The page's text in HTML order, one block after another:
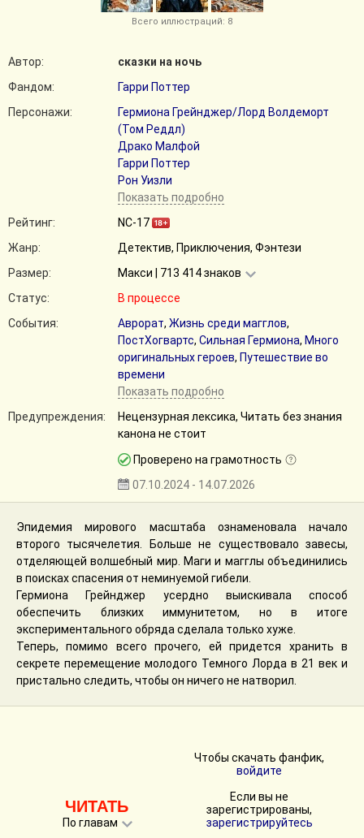
Всего иллюстраций: 8
Автор:
сказки на ночь
Фандом:
Гарри Поттер
Персонажи:
Гермиона Грейнджер/Лорд Волдеморт
(Том Реддл)
Драко Малфой
Гарри Поттер
Рон Уизли
Показать подробно
Рейтинг:
NC-17
Жанр:
Детектив, Приключения, Фэнтези
Размер:
Макси | 713 414 знаков
Статус:
В процессе
События:
Аврорат, Жизнь среди магглов,
ПостХогвартс, Сильная Гермиона, Много
оригинальных героев, Путешествие во
времени
Показать подробно
Предупреждения:
Нецензурная лексика, Читать без знания
канона не стоит
Проверено на грамотность
07.10.2024 - 14.07.2026
Эпидемия мирового масштаба ознаменовала начало
второго тысячелетия. Больше не существовало завесы,
отделяющей волшебный мир. Маги и магглы объединились
в поисках спасения от неминуемой гибели.
Гермиона Грейнджер усердно выискивала способ
обеспечить близких иммунитетом, но в итоге
экспериментального обряда сделала только хуже.
Теперь, помимо всего прочего, ей придется хранить в
секрете перемещение молодого Темного Лорда в 21 век и
пристально следить, чтобы он ничего не натворил.
ЧИТАТЬ
По главам
Чтобы скачать фанфик,
войдите
Если вы не
зарегистрированы,
зарегистрируйтесь